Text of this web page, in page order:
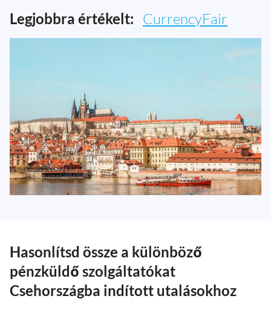
Legjobbra értékelt: CurrencyFair
Hasonlítsd össze a különböző
pénzküldő szolgáltatókat
Csehországba indított utalásokhoz